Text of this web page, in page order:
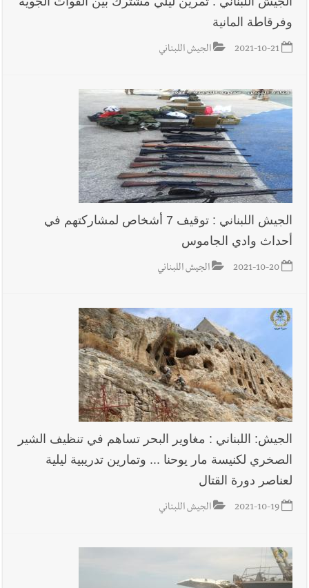
أخبار لبنان روابط القطاع العام : إضراب الاثنين احتجاجا على
تقسيط المفعول الرجعي
أخبار لبنان خلفيات توقيف السفير الفلسطيني السابق أشرف دبور:
تداخل السياسة بالقضاء ولبنان قد يسلّمه إلى السلطة
أخبار لبنان حراك ديبلوماسي للتجديد لـ اليونيفيل .. مسؤول غربي
يُحذّر من الفراغ !
أخبار لبنان ليلة سقوط رياض سلامة... هل ننتظر الحقيقة؟
في ثانوية السفير : تعلّمت منكم حب الوطن والتمسك بالأرض ...
والجنوب هو عزة وكرامة لبنان
وفرقاطة المانية
2021-10-21 الجيش اللبناني
الجيش اللبناني : توقيف 7 أشخاص لمشاركتهم في
أحداث وادي الجاموس
2021-10-20 الجيش اللبناني
الجيش: اللبناني : مغاوير البحر تساهم في تنظيف الشير
الصخري لكنيسة مار يوحنا ... وتمارين تدريبية ليلية
لعناصر دورة القتال
2021-10-19 الجيش اللبناني